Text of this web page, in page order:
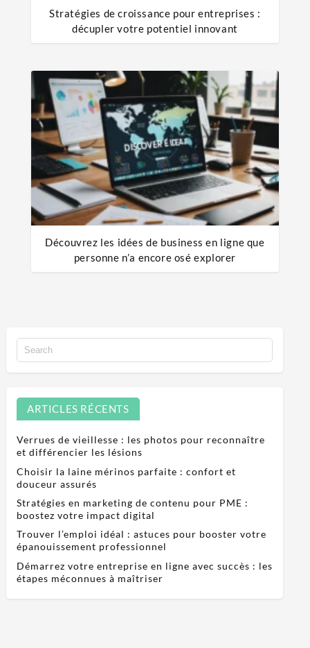
Stratégies de croissance pour entreprises :
décupler votre potentiel innovant
Découvrez les idées de business en ligne que
personne n’a encore osé explorer
ARTICLES RÉCENTS
Verrues de vieillesse : les photos pour reconnaître
et différencier les lésions
Choisir la laine mérinos parfaite : confort et
douceur assurés
Stratégies en marketing de contenu pour PME :
boostez votre impact digital
Trouver l’emploi idéal : astuces pour booster votre
épanouissement professionnel
Démarrez votre entreprise en ligne avec succès : les
étapes méconnues à maîtriser